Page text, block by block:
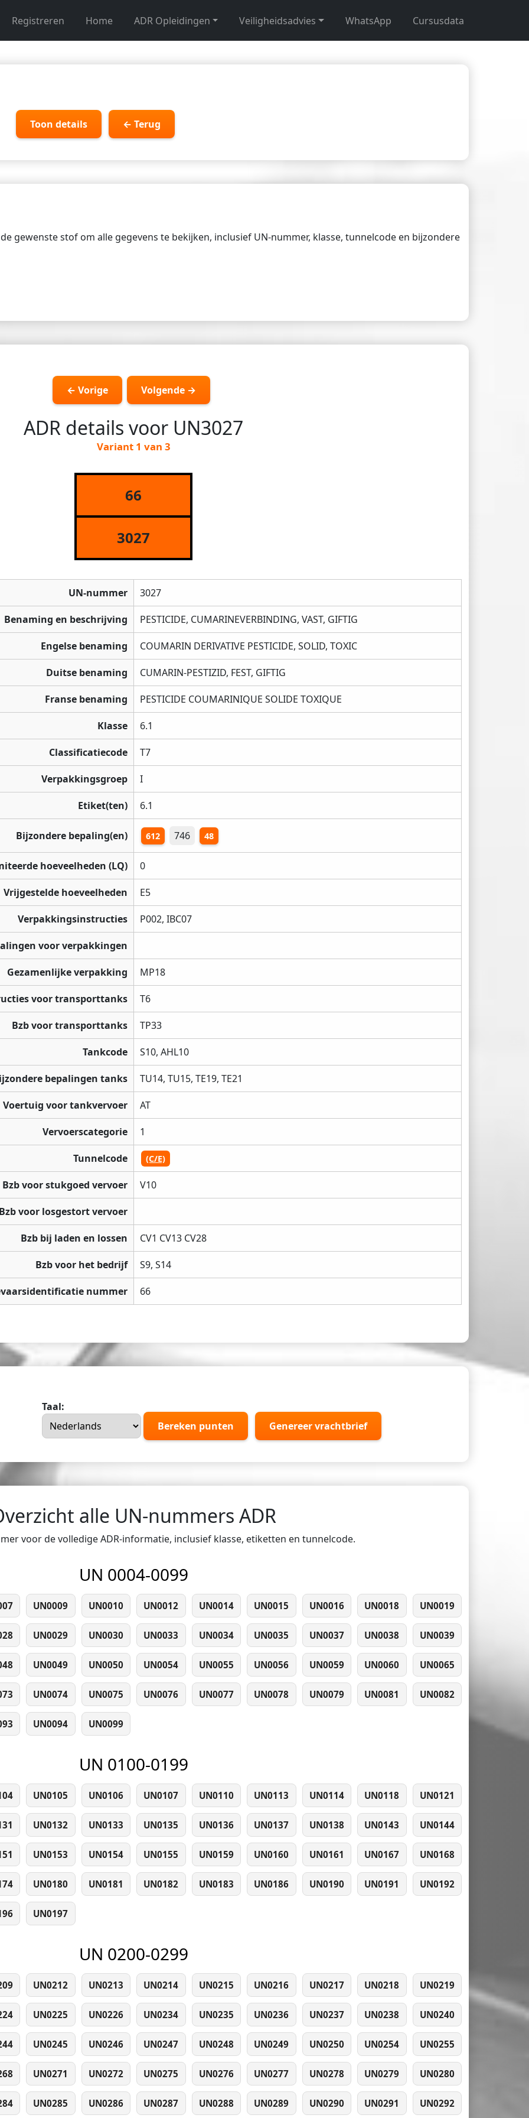
Registreren Home ADR Opleidingen Veiligheidsadvies WhatsApp Cursusdata
Toon details ← Terug
gewenste stof om alle gegevens te bekijken, inclusief UN-nummer, klasse, tunnelcode en bijzondere
← Vorige Volgende →
ADR details voor UN3027
Variant 1 van 3
66
3027
UN-nummer 3027
Benaming en beschrijving PESTICIDE, CUMARINEVERBINDING, VAST, GIFTIG
Engelse benaming COUMARIN DERIVATIVE PESTICIDE, SOLID, TOXIC
Duitse benaming CUMARIN-PESTIZID, FEST, GIFTIG
Franse benaming PESTICIDE COUMARINIQUE SOLIDE TOXIQUE
Klasse 6.1
Classificatiecode T7
Verpakkingsgroep I
Etiket(ten) 6.1
Bijzondere bepaling(en) 612 746 48
hoeveelheden (LQ) 0
Vrijgestelde hoeveelheden E5
Verpakkingsinstructies P002, IBC07
voor verpakkingen
Gezamenlijke verpakking MP18
voor transporttanks T6
Bzb voor transporttanks TP33
Tankcode S10, AHL10
bepalingen tanks TU14, TU15, TE19, TE21
Voertuig voor tankvervoer AT
Vervoerscategorie 1
Tunnelcode (C/E)
Bzb voor stukgoed vervoer V10
voor losgestort vervoer
Bzb bij laden en lossen CV1 CV13 CV28
Bzb voor het bedrijf S9, S14
nummer 66
Taal:
Bereken punten
Genereer vrachtbrief
alle UN-nummers ADR
voor de volledige ADR-informatie, inclusief klasse, etiketten en tunnelcode.
UN 0004-0099
UN0009 UN0010 UN0012 UN0014 UN0015 UN0016 UN0018 UN0019
UN0029 UN0030 UN0033 UN0034 UN0035 UN0037 UN0038 UN0039
UN0049 UN0050 UN0054 UN0055 UN0056 UN0059 UN0060 UN0065
UN0074 UN0075 UN0076 UN0077 UN0078 UN0079 UN0081 UN0082
UN0094 UN0099
UN 0100-0199
UN0105 UN0106 UN0107 UN0110 UN0113 UN0114 UN0118 UN0121
UN0132 UN0133 UN0135 UN0136 UN0137 UN0138 UN0143 UN0144
UN0153 UN0154 UN0155 UN0159 UN0160 UN0161 UN0167 UN0168
UN0180 UN0181 UN0182 UN0183 UN0186 UN0190 UN0191 UN0192
UN0197
UN 0200-0299
UN0212 UN0213 UN0214 UN0215 UN0216 UN0217 UN0218 UN0219
UN0225 UN0226 UN0234 UN0235 UN0236 UN0237 UN0238 UN0240
UN0245 UN0246 UN0247 UN0248 UN0249 UN0250 UN0254 UN0255
UN0271 UN0272 UN0275 UN0276 UN0277 UN0278 UN0279 UN0280
UN0285 UN0286 UN0287 UN0288 UN0289 UN0290 UN0291 UN0292